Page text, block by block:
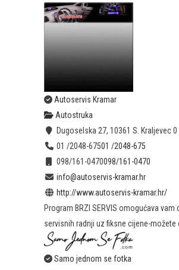
Autoservis Kramar
Autostruka
Dugoselska 27, 10361 S. Kraljevec 0
01 /2048-67501 /2048-675
098/161-0470098/161-0470
info@autoservis-kramar.hr
http://www.autoservis-kramar.hr/
Program BRZI SERVIS omogućava
servisnih radnji uz fiksne cijene-možete
Samo jednom se fotka